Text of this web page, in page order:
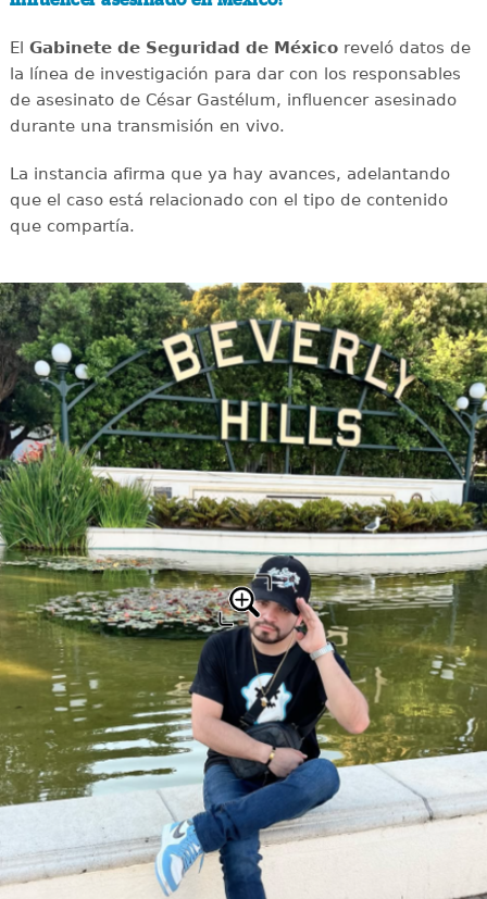
El Gabinete de Seguridad de Méxicoreveló datos de
la línea de investigación para dar con los responsables
de asesinato de César Gastélum, influencer asesinado
durante una transmisión en vivo.
La instancia afirma que ya hay avances, adelantando
que el caso está relacionado con el tipo de contenido
que compartía.